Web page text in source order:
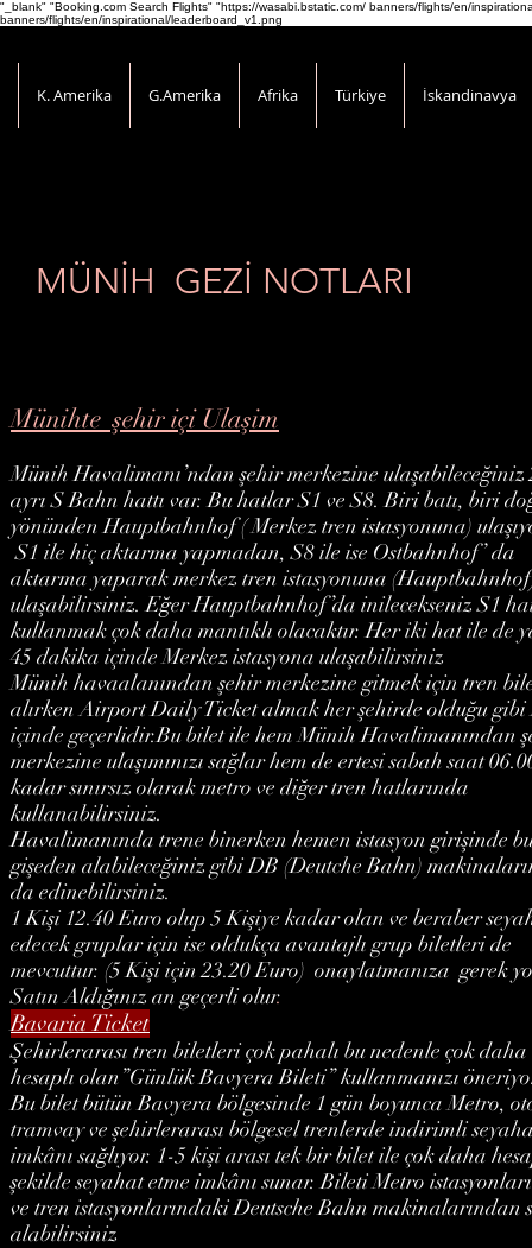
"_blank" "Booking.com Search Flights" "https://wasabi.bstatic.com/ banners/flights/en/
banners/flights/en/inspirational/leaderboard_v1.png
K. Amerika G.Amerika Afrika Türkiye İskandinavya
MÜNİH GEZİ NOTLARI
Münihte şehir içi Ulaşim
Münih Havalimanı’ndan şehir merkezine ulaşabileceğiniz
ayrı S Bahn hattı var. Bu hatlar S1 ve S8. Biri batı, biri
yönünden Hauptbahnhof ( Merkez tren istasyonuna)
S1 ile hiç aktarma yapmadan, S8 ile ise Ostbahnhof’ da
aktarma yaparak merkez tren istasyonuna
ulaşabilirsiniz. Eğer Hauptbahnhof’da inilecekseniz S1
kullanmak çok daha mantıklı olacaktır. Her iki hat ile de
45 dakika içinde Merkez istasyona ulaşabilirsiniz
Münih havaalanından şehir merkezine gitmek için tren
alırken Airport Daily Ticket almak her şehirde olduğu
içinde geçerlidir.Bu bilet ile hem Münih Havalimanından
merkezine ulaşımınızı sağlar hem de ertesi sabah saat
kadar sınırsız olarak metro ve diğer tren hatlarında
kullanabilirsiniz.
Havalimanında trene binerken hemen istasyon girişinde
gişeden alabileceğiniz gibi DB (Deutche Bahn)
da edinebilirsiniz.
1 Kişi 12.40 Euro olup 5 Kişiye kadar olan ve beraber
edecek gruplar için ise oldukça avantajlı grup biletleri de
mevcuttur. (5 Kişi için 23.20 Euro) onaylatmanıza gerek
Satın Aldığınız an geçerli olur.
Bavaria Ticket
Şehirlerarası tren biletleri çok pahalı bu nedenle çok daha
hesaplı olan’’Günlük Bavyera Bileti’’ kullanmanızı
Bu bilet bütün Bavyera bölgesinde 1 gün boyunca Metro,
tramvay ve şehirlerarası bölgesel trenlerde indirimli
imkânı sağlıyor. 1-5 kişi arası tek bir bilet ile çok daha
şekilde seyahat etme imkânı sunar. Bileti Metro
ve tren istasyonlarındaki Deutsche Bahn makinalarından
alabilirsiniz